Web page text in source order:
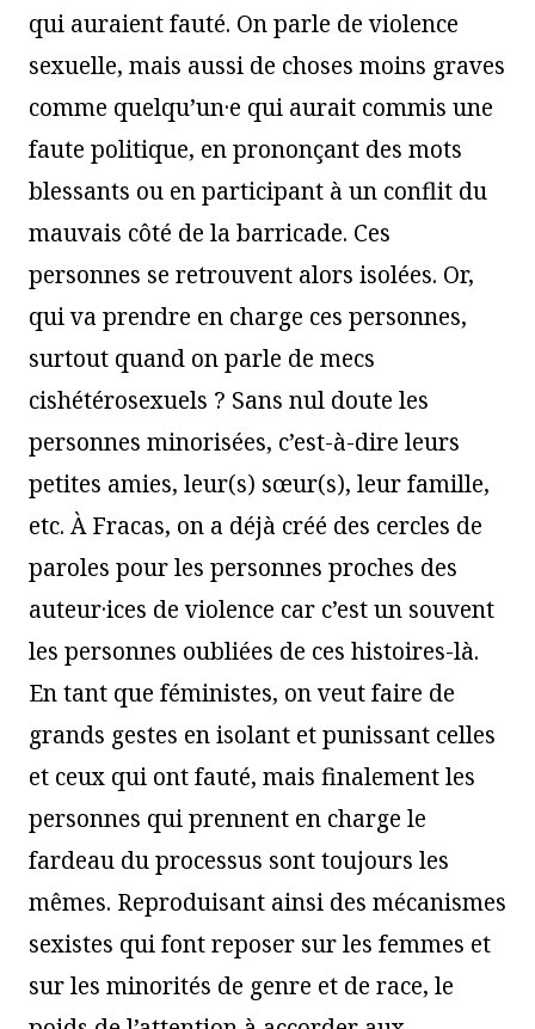
qui auraient fauté. On parle de violence
sexuelle, mais aussi de choses moins graves
comme quelqu’un·e qui aurait commis une
faute politique, en prononçant des mots
blessants ou en participant à un conflit du
mauvais côté de la barricade. Ces
personnes se retrouvent alors isolées. Or,
qui va prendre en charge ces personnes,
surtout quand on parle de mecs
cishétérosexuels ? Sans nul doute les
personnes minorisées, c’est-à-dire leurs
petites amies, leur(s) sœur(s), leur famille,
etc. À Fracas, on a déjà créé des cercles de
paroles pour les personnes proches des
auteur·ices de violence car c’est un souvent
les personnes oubliées de ces histoires-là.
En tant que féministes, on veut faire de
grands gestes en isolant et punissant celles
et ceux qui ont fauté, mais finalement les
personnes qui prennent en charge le
fardeau du processus sont toujours les
mêmes. Reproduisant ainsi des mécanismes
sexistes qui font reposer sur les femmes et
sur les minorités de genre et de race, le